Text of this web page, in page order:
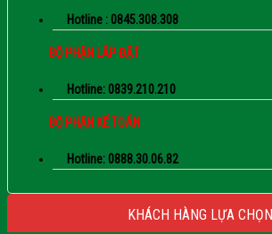
Hotline : 0845.308.308
BỘ PHẬN LẮP ĐẶT
Hotline: 0839.210.210
BỘ PHẬN KẾ TOÁN
Hotline: 0888.30.06.82
KHÁCH HÀNG LỰA CHỌN